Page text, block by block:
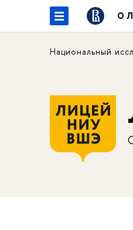
О
Национальный